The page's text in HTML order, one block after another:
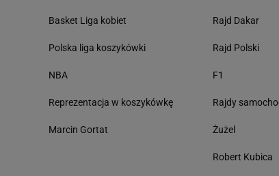
Basket Liga kobiet
Polska liga koszykówki
NBA
Reprezentacja w koszykówkę
Marcin Gortat
Rajd Dakar
Rajd Polski
F1
Rajdy
Żużel
Robert Kubica